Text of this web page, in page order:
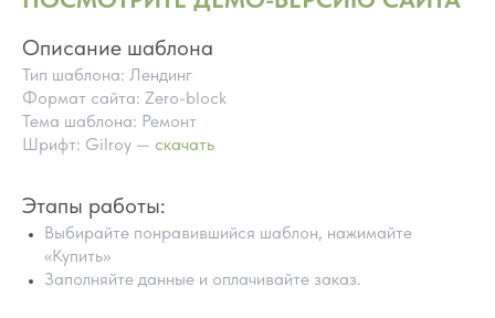
Описание шаблона
Тип шаблона: Лендинг
Формат сайта: Zero-block
Тема шаблона: Ремонт
Шрифт: Gilroy — скачать
Этапы работы:
Выбирайте понравившийся шаблон, нажимайте
«Купить»
Заполняйте данные и оплачивайте заказ.